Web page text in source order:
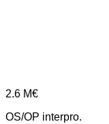
2.6 M€
OS/OP interpro.